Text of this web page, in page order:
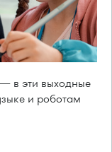
в эти выходные
и роботам